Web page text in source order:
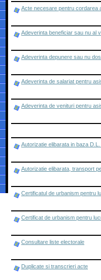
Acte necesare pentru cordarea
Adeverinta beneficiar sau nu al
Adeverinta depunere sau nu
Adeverinta de salariat pentru
Adeverinta de venituri pentru
Autorizatie elibarata in baza
Autorizatie elibarata, transport
Certificatul de urbanism pentru
Certificat de urbanism pentru
Consultare liste electorale
Duplicate si transcrieri acte